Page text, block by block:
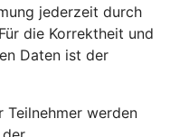
jederzeit durch
die Korrektheit und
Daten ist der
Teilnehmer werden